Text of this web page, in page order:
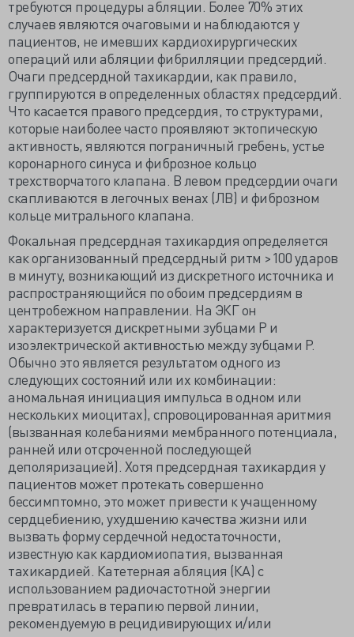
требуются процедуры абляции. Более 70% этих
случаев являются очаговыми и наблюдаются у
пациентов, не имевших кардиохирургических
операций или абляции фибрилляции предсердий.
Очаги предсердной тахикардии, как правило,
группируются в определенных областях предсердий.
Что касается правого предсердия, то структурами,
которые наиболее часто проявляют эктопическую
активность, являются пограничный гребень, устье
коронарного синуса и фиброзное кольцо
трехстворчатого клапана. В левом предсердии очаги
скапливаются в легочных венах (ЛВ) и фиброзном
кольце митрального клапана.
Фокальная предсердная тахикардия определяется
как организованный предсердный ритм >100 ударов
в минуту, возникающий из дискретного источника и
распространяющийся по обоим предсердиям в
центробежном направлении. На ЭКГ он
характеризуется дискретными зубцами Р и
изоэлектрической активностью между зубцами Р.
Обычно это является результатом одного из
следующих состояний или их комбинации:
аномальная инициация импульса в одном или
нескольких миоцитах), спровоцированная аритмия
(вызванная колебаниями мембранного потенциала,
ранней или отсроченной последующей
деполяризацией). Хотя предсердная тахикардия у
пациентов может протекать совершенно
бессимптомно, это может привести к учащенному
сердцебиению, ухудшению качества жизни или
вызвать форму сердечной недостаточности,
известную как кардиомиопатия, вызванная
тахикардией. Катетерная абляция (КА) с
использованием радиочастотной энергии
превратилась в терапию первой линии,
рекомендуемую в рецидивирующих и/или